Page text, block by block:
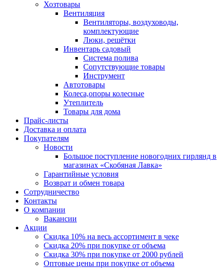
Хозтовары
Вентиляция
Вентиляторы, воздуховоды,
комплектующие
Люки, решётки
Инвентарь садовый
Система полива
Сопутствующие товары
Инструмент
Автотовары
Колеса,опоры колесные
Утеплитель
Товары для дома
Прайс-листы
Доставка и оплата
Покупателям
Новости
Большое поступление новогодних гирлянд в
магазинах «Скобяная Лавка»
Гарантийные условия
Возврат и обмен товара
Сотрудничество
Контакты
О компании
Вакансии
Акции
Скидка 10% на весь ассортимент в чеке
Скидка 20% при покупке от объема
Скидка 30% при покупке от 2000 рублей
Оптовые цены при покупке от объема